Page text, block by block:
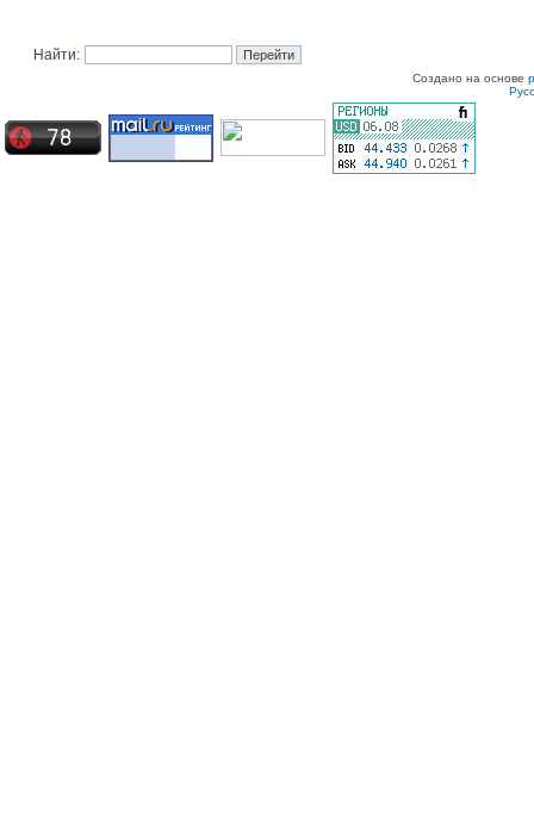
Найти:
Создано на основе